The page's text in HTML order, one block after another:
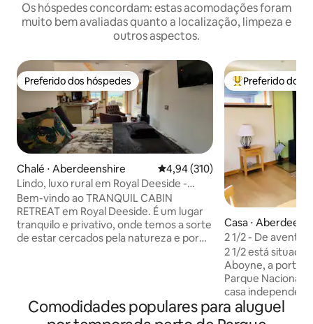
Os hóspedes concordam: estas acomodações foram
muito bem avaliadas quanto a localização, limpeza e
outros aspectos.
Preferido dos hóspedes
Preferido dos hóspedes
Chalé ⋅ Aberdeenshire 4,94 de uma avaliação média de
4,94 (310)
Lindo, luxo rural em Royal Deeside -
banheira de hidromassagem
Bem-vindo ao TRANQUIL CABIN
RETREAT em Royal Deeside. É um lugar
tranquilo e privativo, onde temos a sorte
de estar cercados pela natureza e por
mais informações, entre em contato.
Aproveite para mergulhar na banheira
Entre os
Preferido dos
Casa ⋅
2 1/2 - De
convidados de
2 1/2 está situado
Aboyne, a porta
Parque Nacional
casa
acolhedora, tem
plano aberto,
Comodidades populares para aluguel